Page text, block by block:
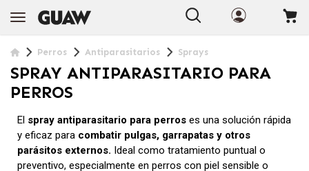
Perros Antiparasitarios Sprays
SPRAY ANTIPARASITARIO PARA
PERROS
El spray antiparasitario para perros es una solución rápida
y eficaz para combatir pulgas, garrapatas y otros
parásitos externos. Ideal como tratamiento puntual o
preventivo, especialmente en perros con piel sensible o